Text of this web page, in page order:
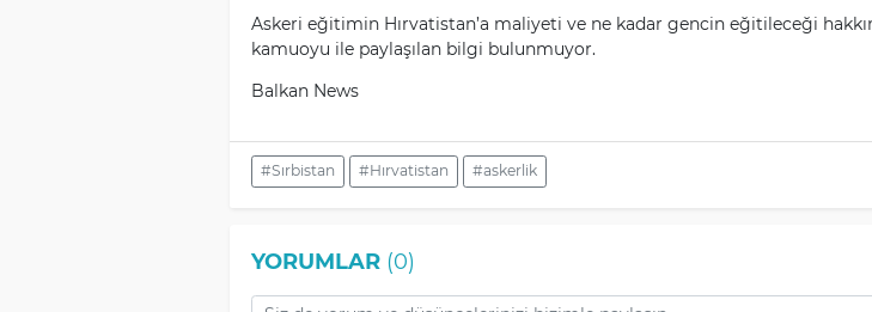
Askeri eğitimin Hırvatistan’a maliyeti ve ne kadar gencin eğitileceği
kamuoyu ile paylaşılan bilgi bulunmuyor.
Balkan News
#Sırbistan #Hırvatistan #askerlik
YORUMLAR(0)